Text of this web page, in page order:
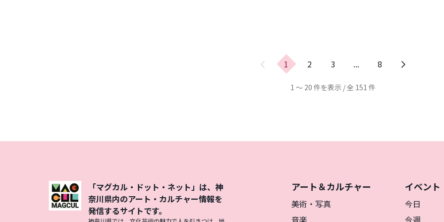
前
1 2 3 ... 8
1 ～ 20 件を表示 / 全 151 件
アート＆カルチャー
美術・写真
音楽
イベント
今日
今週
「マグカル・ドット・ネット」は、神
奈川県内のアート・カルチャー情報を
発信するサイトです。